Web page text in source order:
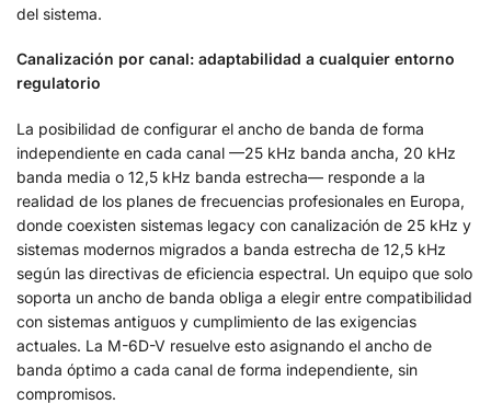
del sistema.
Canalización por canal: adaptabilidad a cualquier entorno
regulatorio
La posibilidad de configurar el ancho de banda de forma
independiente en cada canal —25 kHz banda ancha, 20 kHz
banda media o 12,5 kHz banda estrecha— responde a la
realidad de los planes de frecuencias profesionales en Europa,
donde coexisten sistemas legacy con canalización de 25 kHz y
sistemas modernos migrados a banda estrecha de 12,5 kHz
según las directivas de eficiencia espectral. Un equipo que solo
soporta un ancho de banda obliga a elegir entre compatibilidad
con sistemas antiguos y cumplimiento de las exigencias
actuales. La M-6D-V resuelve esto asignando el ancho de
banda óptimo a cada canal de forma independiente, sin
compromisos.